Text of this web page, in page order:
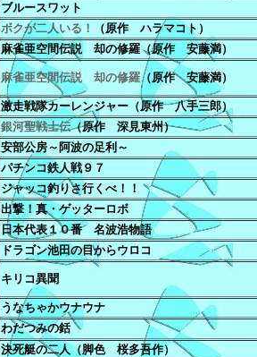
ブルースワット
ボクが二人いる！
（原作 ハラマコト）
麻雀亜空間伝説 却の修羅（原作 安藤満）
麻雀亜空間伝説 却の修羅（原作 安藤満）
激走戦隊カーレンジャー（原作 八手三郎）
銀河聖戦士伝（原作 深見東州）
安部公房～阿波の足利～
パチンコ鉄人戦９７
ジャッコ釣りさ行くべ！！
出撃！真・ゲッターロボ
日本代表１０番 名波浩物語
ドラゴン池田の目からウロコ
キリコ異聞
うなちゃかウナウナ
わだつみの銛
決死艇の二人（脚色 桜多吾作）